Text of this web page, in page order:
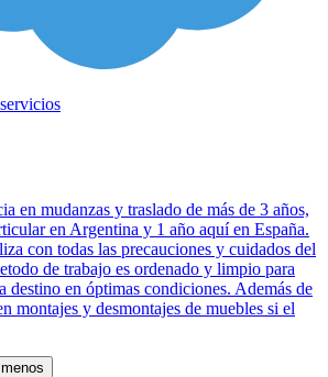
en mudanzas y traslado de más de 3 años,
en Argentina y 1 año aquí en España.
con todas las precauciones y cuidados del
de trabajo es ordenado y limpio para
destino en óptimas condiciones. Además de
montajes y desmontajes de muebles si el